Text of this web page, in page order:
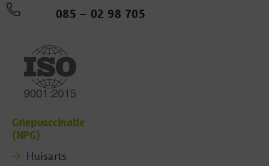
085 – 02 98 705
Griepvaccinatie
(NPG)
Huisarts